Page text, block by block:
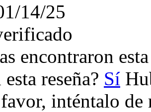
14/25
encontraron
reseña? Sí
inténtalo de